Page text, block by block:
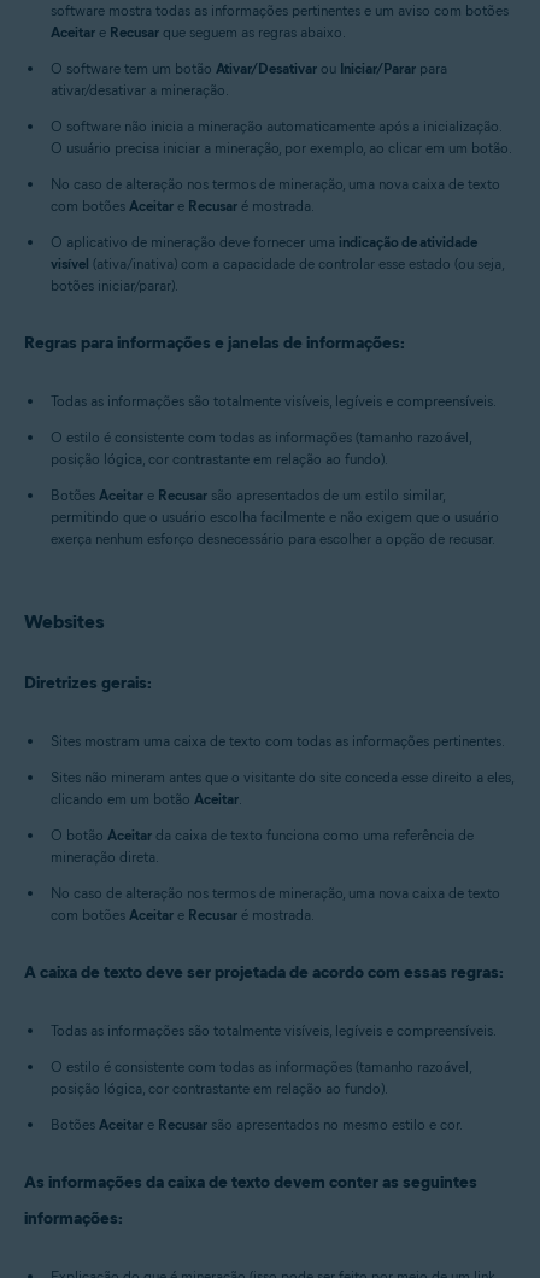
software mostra todas as informações pertinentes e um aviso com botões
Aceitar e Recusar que seguem as regras abaixo.
O software tem um botão Ativar/Desativar ou Iniciar/Parar para
ativar/desativar a mineração.
O software não inicia a mineração automaticamente após a inicialização.
O usuário precisa iniciar a mineração, por exemplo, ao clicar em um botão.
No caso de alteração nos termos de mineração, uma nova caixa de texto
com botões Aceitar e Recusar é mostrada.
O aplicativo de mineração deve fornecer uma indicação de atividade
visível (ativa/inativa) com a capacidade de controlar esse estado (ou seja,
botões iniciar/parar).
Regras para informações e janelas de informações:
Todas as informações são totalmente visíveis, legíveis e compreensíveis.
O estilo é consistente com todas as informações (tamanho razoável,
posição lógica, cor contrastante em relação ao fundo).
Botões Aceitar e Recusar são apresentados de um estilo similar,
permitindo que o usuário escolha facilmente e não exigem que o usuário
exerça nenhum esforço desnecessário para escolher a opção de recusar.
Websites
Diretrizes gerais:
Sites mostram uma caixa de texto com todas as informações pertinentes.
Sites não mineram antes que o visitante do site conceda esse direito a eles,
clicando em um botão Aceitar.
O botão Aceitar da caixa de texto funciona como uma referência de
mineração direta.
No caso de alteração nos termos de mineração, uma nova caixa de texto
com botões Aceitar e Recusar é mostrada.
A caixa de texto deve ser projetada de acordo com essas regras:
Todas as informações são totalmente visíveis, legíveis e compreensíveis.
O estilo é consistente com todas as informações (tamanho razoável,
posição lógica, cor contrastante em relação ao fundo).
Botões Aceitar e Recusar são apresentados no mesmo estilo e cor.
As informações da caixa de texto devem conter as seguintes
informações: